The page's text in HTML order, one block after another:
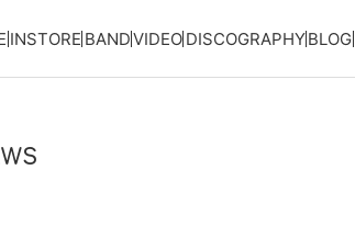
INSTORE BANDVIDEO DISCOGRAPHYBLOG